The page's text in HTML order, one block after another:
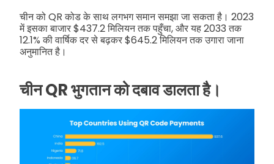
चीन को QR कोड के साथ लगभग समान समझा जा सकता है। 2023
में इसका बाजार $437.2 मिलियन तक पहुँचा, और यह 2033 तक
12.1% की वार्षिक दर से बढ़कर $645.2 मिलियन तक उगारा जाना
अनुमानित है।
चीन QR भुगतान को दबाव डालता है।